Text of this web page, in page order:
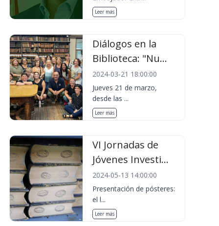
Leer más
Diálogos en la
Biblioteca: "Nu...
2024-03-21 18:00:00
Jueves 21 de marzo,
desde las ...
Leer más
VI Jornadas de
Jóvenes Investi...
2024-05-13 14:00:00
Presentación de pósteres:
el l...
Leer más